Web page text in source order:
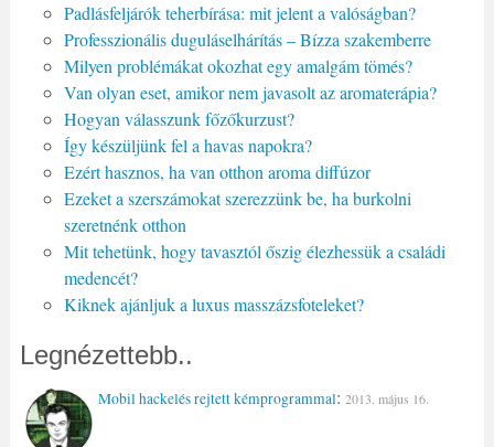
Padlásfeljárók teherbírása: mit jelent a valóságban?
Professzionális duguláselhárítás – Bízza szakemberre
Milyen problémákat okozhat egy amalgám tömés?
Van olyan eset, amikor nem javasolt az aromaterápia?
Hogyan válasszunk főzőkurzust?
Így készüljünk fel a havas napokra?
Ezért hasznos, ha van otthon aroma diffúzor
Ezeket a szerszámokat szerezzünk be, ha burkolni
szeretnénk otthon
Mit tehetünk, hogy tavasztól őszig élezhessük a családi
medencét?
Kiknek ajánljuk a luxus masszázsfoteleket?
Legnézettebb..
Mobil hackelés rejtett kémprogrammal: 2013. május 16.